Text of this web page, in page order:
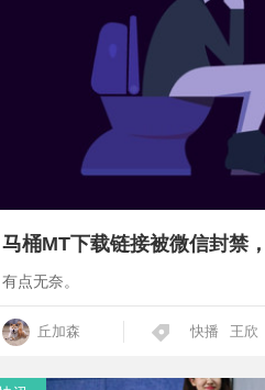
马桶MT下载链接被微信封禁
有点无奈。
丘加森 快播 王欣